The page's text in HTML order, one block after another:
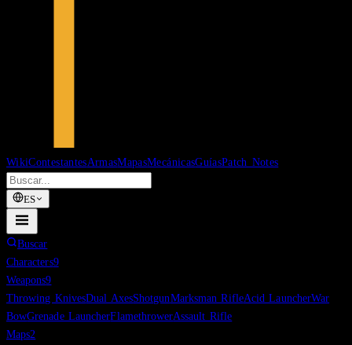
WikiContestantesArmasMapasMecánicasGuíasPatch Notes
ES
Buscar
Characters9
Weapons9
Throwing KnivesDual AxesShotgunMarksman RifleAcid LauncherWar
BowGrenade LauncherFlamethrowerAssault Rifle
Maps2